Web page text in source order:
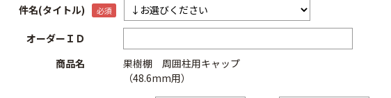
件名(タイトル)
オーダーＩＤ
商品名
果樹棚 周囲柱用キャップ
（48.6mm用）